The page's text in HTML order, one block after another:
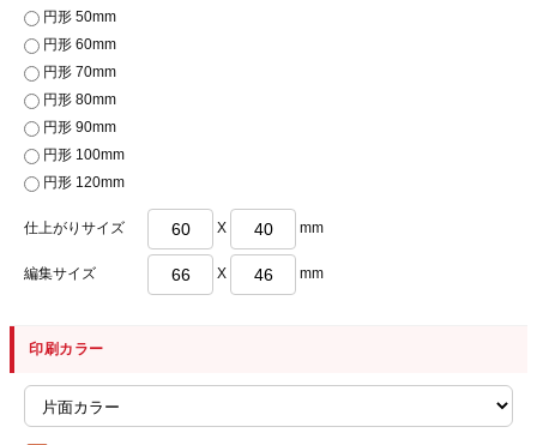
円形 50mm
円形 60mm
円形 70mm
円形 80mm
円形 90mm
円形 100mm
円形 120mm
仕上がりサイズ X mm
編集サイズ X mm
印刷カラー